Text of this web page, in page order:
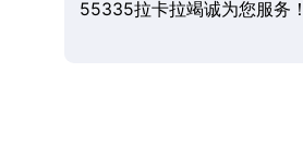
55335拉卡拉竭诚为您服务！